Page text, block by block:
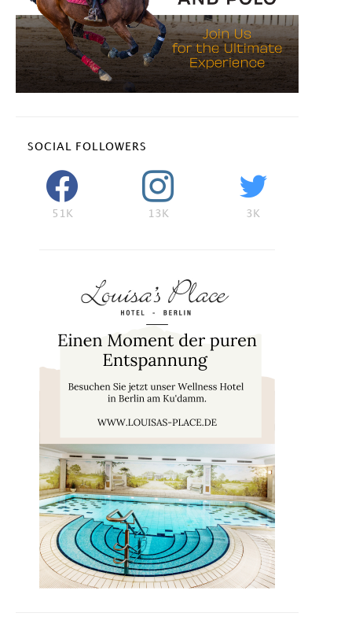
SOCIAL FOLLOWERS
51K 13K 3K